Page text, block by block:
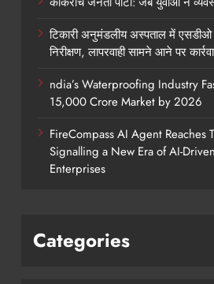
टिकारी अनुमंडलीय अस्पताल में
निरीक्षण, लापरवाही सामने आने पर
ndia’s Waterproofing Industry
15,000 Crore Market by 2026
FireCompass AI Agent Reaches
Signalling a New Era of AI-
Enterprises
Categories